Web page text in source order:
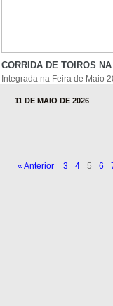
CORRIDA DE TOIROS
Integrada na Feira de Maio
11 DE MAIO DE 2026
« Anterior 3 4 5 6